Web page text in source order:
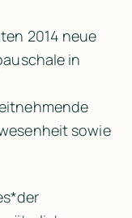
2014 neue
in
sowie